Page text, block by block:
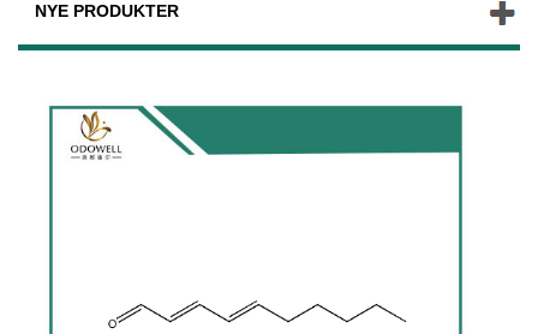
NYE PRODUKTER